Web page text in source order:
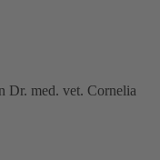
Dr. med. vet. Cornelia